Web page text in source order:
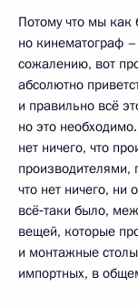
Потому что мы как
но кинематограф
сожалению, вот
абсолютно
и правильно всё
но это
нет ничего, что
производителями,
что нет ничего, ни
всё‑таки было,
вещей, которые
и монтажные
импортных, в